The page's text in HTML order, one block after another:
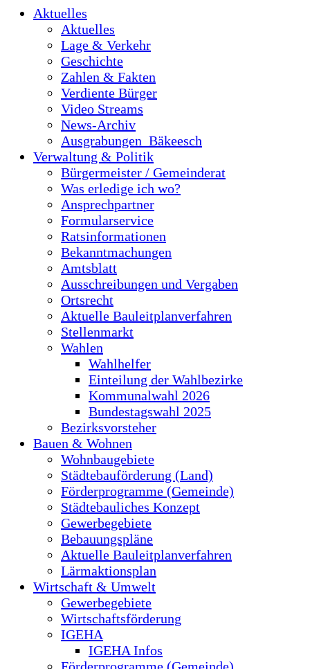
Aktuelles
Aktuelles
Lage & Verkehr
Geschichte
Zahlen & Fakten
Verdiente Bürger
Video Streams
News-Archiv
Ausgrabungen_Bäkeesch
Verwaltung & Politik
Bürgermeister / Gemeinderat
Was erledige ich wo?
Ansprechpartner
Formularservice
Ratsinformationen
Bekanntmachungen
Amtsblatt
Ausschreibungen und Vergaben
Ortsrecht
Aktuelle Bauleitplanverfahren
Stellenmarkt
Wahlen
Wahlhelfer
Einteilung der Wahlbezirke
Kommunalwahl 2026
Bundestagswahl 2025
Bezirksvorsteher
Bauen & Wohnen
Wohnbaugebiete
Städtebauförderung (Land)
Förderprogramme (Gemeinde)
Städtebauliches Konzept
Gewerbegebiete
Bebauungspläne
Aktuelle Bauleitplanverfahren
Lärmaktionsplan
Wirtschaft & Umwelt
Gewerbegebiete
Wirtschaftsförderung
IGEHA
IGEHA Infos